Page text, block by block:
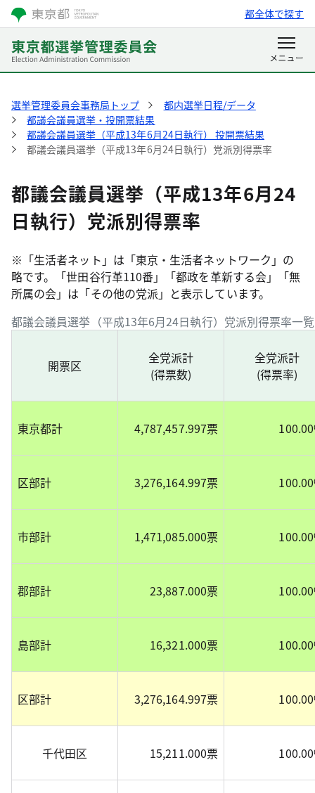
都全体で探す
選挙管理委員会事務局トップ
都内選挙日程/データ
都議会議員選挙・投開票結果
都議会議員選挙（平成13年6月24日執行） 投開票結果
都議会議員選挙（平成13年6月24日執行）党派別得票率
都議会議員選挙（平成13年6月24
日執行）党派別得票率
※「生活者ネット」は「東京・生活者ネットワーク」の
略です。「世田谷行革110番」「都政を革新する会」「無
所属の会」は「その他の党派」と表示しています。
都議会議員選挙（平成13年6月24日執行）党派別得票率一覧
開票区
全党派計
(得票数)
全党派計
(得票率)
東京都計 4,787,457.997票
区部計 3,276,164.997票
市部計 1,471,085.000票
郡部計 23,887.000票
島部計 16,321.000票
区部計 3,276,164.997票
千代田区 15,211.000票